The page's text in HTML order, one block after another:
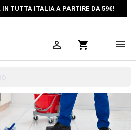
TUTTA ITALIA A PARTIRE DA 59€!
 shopping_cart